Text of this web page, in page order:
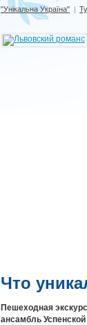
"Унікальна Україна" |
Что
Пешеходная
ансамбль